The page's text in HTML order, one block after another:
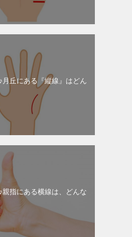
月丘にある『縦線』はどん
親指にある横線は、どんな